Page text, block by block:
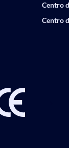
Centro
Centro